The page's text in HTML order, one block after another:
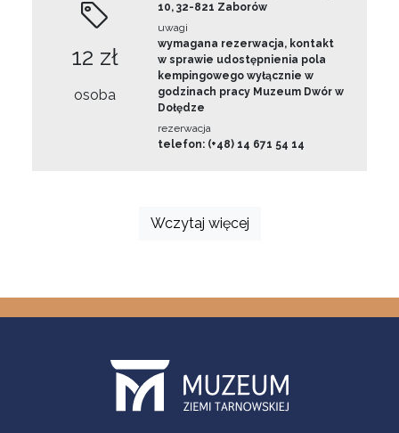
12 zł
osoba
10, 32-821 Zaborów
uwagi
wymagana rezerwacja, kontakt
w sprawie udostępnienia pola
kempingowego wyłącznie w
godzinach pracy Muzeum Dwór w
Dołędze
rezerwacja
telefon: (+48) 14 671 54 14
Wczytaj więcej